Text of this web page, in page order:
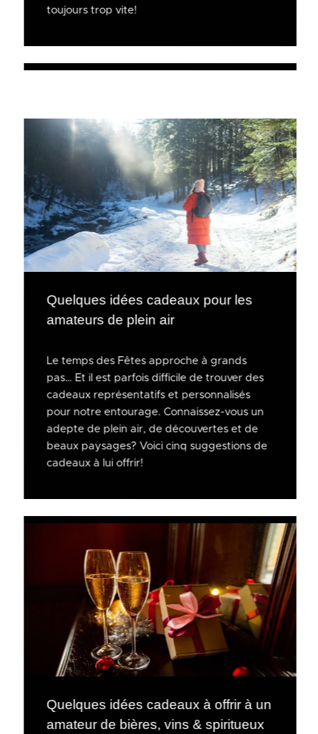
toujours trop vite!
Quelques idées cadeaux pour les
amateurs de plein air
Le temps des Fêtes approche à grands
pas… Et il est parfois difficile de trouver des
cadeaux représentatifs et personnalisés
pour notre entourage. Connaissez-vous un
adepte de plein air, de découvertes et de
beaux paysages? Voici cinq suggestions de
cadeaux à lui offrir!
Quelques idées cadeaux à offrir à un
amateur de bières, vins & spiritueux